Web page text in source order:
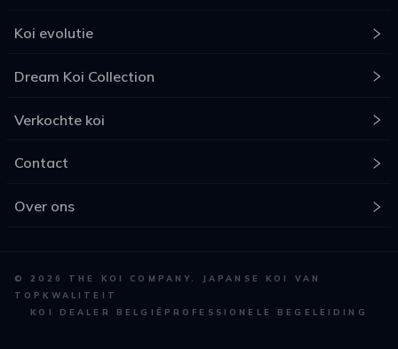
Koi evolutie
Dream Koi Collection
Verkochte koi
Contact
Over ons
© 2026
THE KOI COMPANY. JAPANSE KOI VAN
TOPKWALITEIT
KOI DEALER BELGIË PROFESSIONELE BEGELEIDING